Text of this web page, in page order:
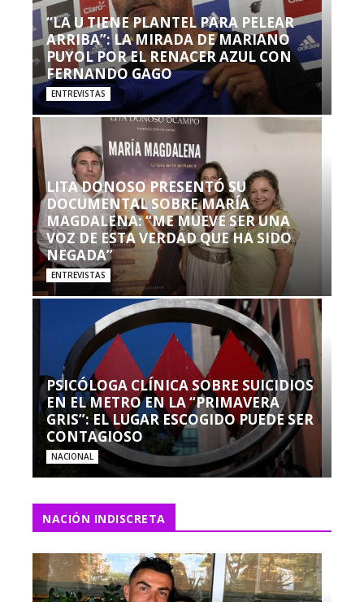
“LA U TIENE PLANTEL PARA PELEAR
ARRIBA”: LA MIRADA DE MARIANO
PUYOL POR EL RENACER AZUL CON
FERNANDO GAGO
ENTREVISTAS
LITA DONOSO PRESENTÓ SU
DOCUMENTAL SOBRE MARÍA
MAGDALENA: “ME MUEVE SER UNA
VOZ DE ESTA VERDAD QUE HA SIDO
NEGADA”
ENTREVISTAS
PSICÓLOGA CLÍNICA SOBRE SUICIDIOS
EN EL METRO EN LA “PRIMAVERA
GRIS”: EL LUGAR ESCOGIDO PUEDE SER
CONTAGIOSO
NACIONAL
NACIÓN INDISCRETA